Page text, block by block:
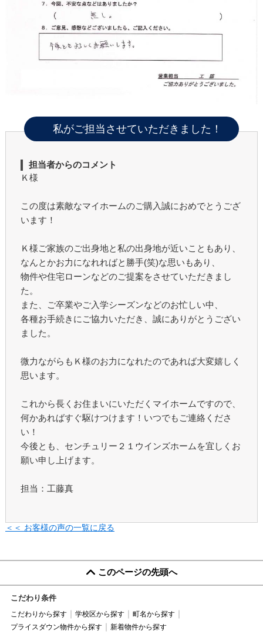
私がご担当させていただきました！
担当者からのコメント
Ｋ様
この度は素敵なマイホームのご購入誠におめでとうござ
います！
Ｋ様ご家族のご出身地と私の出身地が近いこともあり、
なんとかお力になれればと勝手(笑)な思いもあり、
物件や住宅ローンなどのご提案をさせていただきまし
た。
また、ご卒業やご入学シーズンなどのお忙しい中、
各種お手続きにご協力いただき、誠にありがとうござい
ました。
微力ながらもＫ様のお力になれたのであれば大変嬉しく
思います。
これから長くお住まいにいただくマイホームですので、
何かあればすぐ駆けつけます！いつでもご連絡くださ
い！
今後とも、センチュリー２１ウインズホームを宜しくお
願い申し上げます。
担当：工藤真
＜＜ お客様の声の一覧に戻る
このページの先頭へ
こだわり条件
こだわりから探す 学校区から探す
町名から探す
プライスダウン物件から探す
新着物件から探す